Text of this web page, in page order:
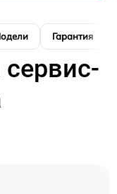
Гарантия